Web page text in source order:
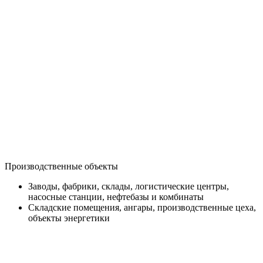
Производственные объекты
Заводы, фабрики, склады, логистические центры,
насосные станции, нефтебазы и комбинаты
Складские помещения, ангары, производственные цеха,
объекты энергетики